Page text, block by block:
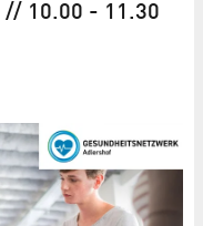
// 10.00 - 11.30